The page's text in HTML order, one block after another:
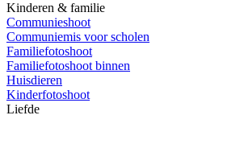
Kinderen & familie
Communieshoot
Communiemis voor scholen
Familiefotoshoot
Familiefotoshoot binnen
Huisdieren
Kinderfotoshoot
Liefde